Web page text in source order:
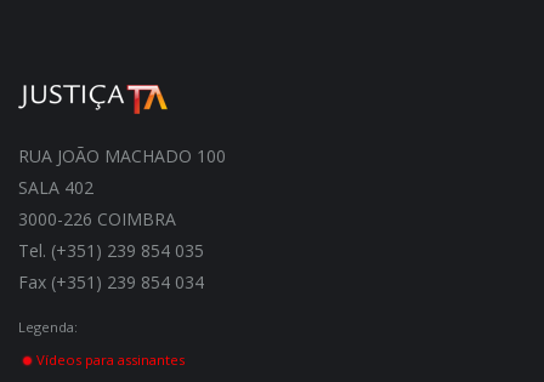
RUA JOÃO MACHADO 100
SALA 402
3000-226 COIMBRA
Tel. (+351) 239 854 035
Fax (+351) 239 854 034
Legenda:
Vídeos para assinantes